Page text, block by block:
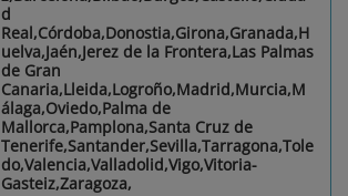
d
Real,Córdoba,Donostia,Girona,Granada,H
uelva,Jaén,Jerez de la Frontera,Las Palmas
de Gran
Canaria,Lleida,Logroño,Madrid,Murcia,M
álaga,Oviedo,Palma de
Mallorca,Pamplona,Santa Cruz de
Tenerife,Santander,Sevilla,Tarragona,Tole
do,Valencia,Valladolid,Vigo,Vitoria-
Gasteiz,Zaragoza,